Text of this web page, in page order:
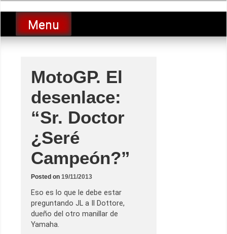
to
contentLucio Lopez GP
luciolopezgp
Menu
MotoGP. El
desenlace:
“Sr. Doctor
¿Seré
Campeón?”
Posted on 19/11/2013
Eso es lo que le debe estar
preguntando JL a Il Dottore,
dueño del otro manillar de
Yamaha.